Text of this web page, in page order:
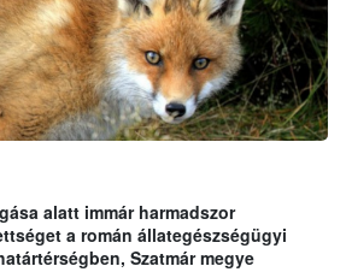
alatt immár harmadszor
a román állategészségügyi
Szatmár megye